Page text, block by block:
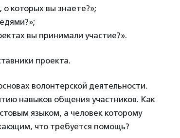
которых вы знаете?»;
вы принимали участие?».
проекта.
волонтерской деятельности.
навыков общения участников. Как
языком, а человек которому
что требуется помощь?